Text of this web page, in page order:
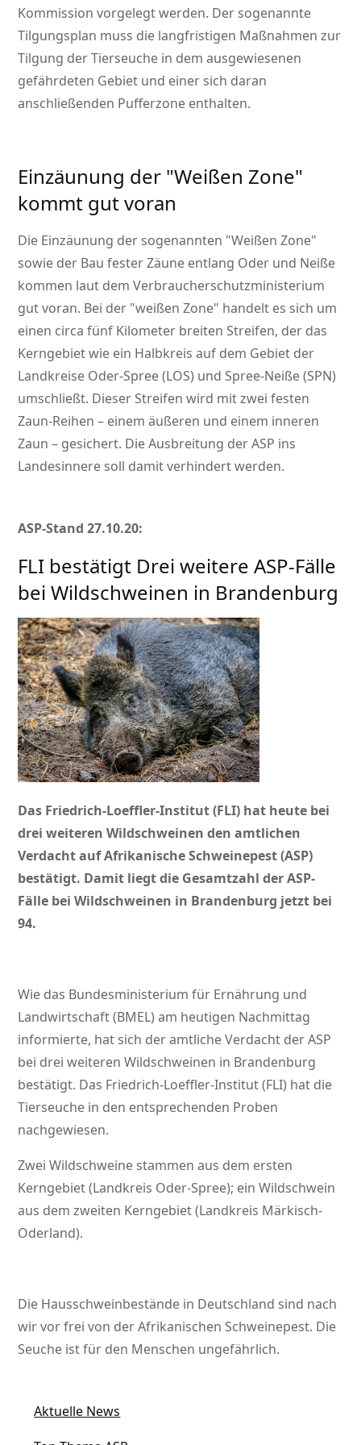
Kommission vorgelegt werden. Der sogenannte
Tilgungsplan muss die langfristigen Maßnahmen zur
Tilgung der Tierseuche in dem ausgewiesenen
gefährdeten Gebiet und einer sich daran
anschließenden Pufferzone enthalten.
Einzäunung der Weißen Zone
kommt gut voran
Die Einzäunung der sogenannten Weißen Zone
sowie der Bau fester Zäune entlang Oder und Neiße
kommen laut dem Verbraucherschutzministerium
gut voran. Bei der weißen Zone handelt es sich um
einen circa fünf Kilometer breiten Streifen, der das
Kerngebiet wie ein Halbkreis auf dem Gebiet der
Landkreise Oder-Spree (LOS) und Spree-Neiße (SPN)
umschließt. Dieser Streifen wird mit zwei festen
Zaun-Reihen – einem äußeren und einem inneren
Zaun – gesichert. Die Ausbreitung der ASP ins
Landesinnere soll damit verhindert werden.
ASP-Stand 27.10.20:
FLI bestätigt Drei weitere ASP-Fälle
bei Wildschweinen in Brandenburg
Das Friedrich-Loeffler-Institut (FLI) hat heute bei
drei weiteren Wildschweinen den amtlichen
Verdacht auf Afrikanische Schweinepest (ASP)
bestätigt. Damit liegt die Gesamtzahl der ASP-
Fälle bei Wildschweinen in Brandenburg jetzt bei
94.
Wie das Bundesministerium für Ernährung und
Landwirtschaft (BMEL) am heutigen Nachmittag
informierte, hat sich der amtliche Verdacht der ASP
bei drei weiteren Wildschweinen in Brandenburg
bestätigt. Das Friedrich-Loeffler-Institut (FLI) hat die
Tierseuche in den entsprechenden Proben
nachgewiesen.
Zwei Wildschweine stammen aus dem ersten
Kerngebiet (Landkreis Oder-Spree); ein Wildschwein
aus dem zweiten Kerngebiet (Landkreis Märkisch-
Oderland).
Die Hausschweinbestände in Deutschland sind nach
wir vor frei von der Afrikanischen Schweinepest. Die
Seuche ist für den Menschen ungefährlich.
Aktuelle News